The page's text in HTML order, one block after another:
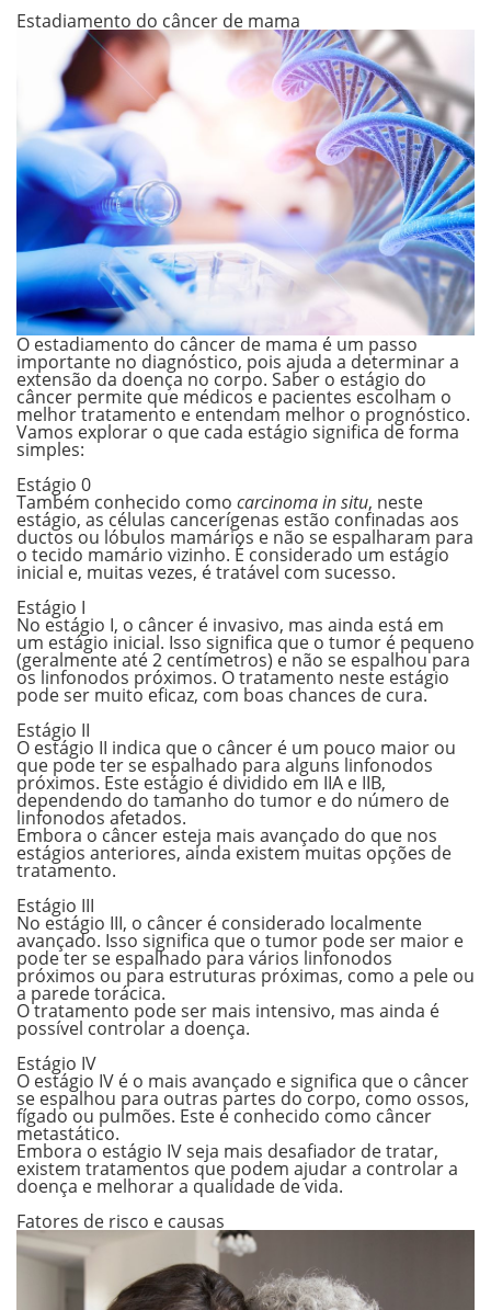
Estadiamento do câncer de mama
O estadiamento do câncer de mama é um passo
importante no diagnóstico, pois ajuda a determinar a
extensão da doença no corpo. Saber o estágio do
câncer permite que médicos e pacientes escolham o
melhor tratamento e entendam melhor o prognóstico.
Vamos explorar o que cada estágio significa de forma
simples:
Estágio 0
Também conhecido como carcinoma in situ, neste
estágio, as células cancerígenas estão confinadas aos
ductos ou lóbulos mamários e não se espalharam para
o tecido mamário vizinho. É considerado um estágio
inicial e, muitas vezes, é tratável com sucesso.
Estágio I
No estágio I, o câncer é invasivo, mas ainda está em
um estágio inicial. Isso significa que o tumor é pequeno
(geralmente até 2 centímetros) e não se espalhoupara
os linfonodos próximos. O tratamento neste estágio
pode ser muito eficaz, com boas chances de cura.
.
Estágio II
O estágio II indica que o câncer é um pouco maior ou
que pode ter se espalhado para alguns linfonodos
próximos. Este estágio é dividido em IIA e IIB,
dependendo do tamanho do tumor e do número de
linfonodos afetados.
Embora o câncer esteja mais avançado do que nos
estágios anteriores, ainda existem muitas opções de
tratamento.
Estágio III
No estágio III, o câncer é considerado localmente
avançado. Isso significa que o tumor pode ser maior e
pode ter se espalhado para vários linfonodos
próximos ou para estruturas próximas, como a pele ou
a parede torácica.
O tratamento pode ser mais intensivo, mas ainda é
possível controlar a doença.
.
Estágio IV
O estágio IV é o mais avançado e significa que o câncer
se espalhou para outras partes do corpo, como ossos,
fígado ou pulmões. Este é conhecido como câncer
metastático.
Embora o estágio IV seja mais desafiador de tratar,
existem tratamentos que podem ajudar a controlar a
doença e melhorar a qualidade de vida.
Fatores de risco e causas